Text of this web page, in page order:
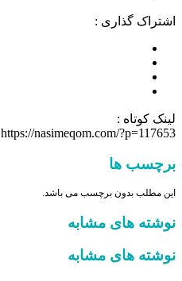
اشتراک گذاری :
لینک کوتاه :
https://nasimeqom.com/?p=117653
برچسب ها
این مطلب بدون برچسب می باشد.
نوشته های مشابه
نوشته های مشابه